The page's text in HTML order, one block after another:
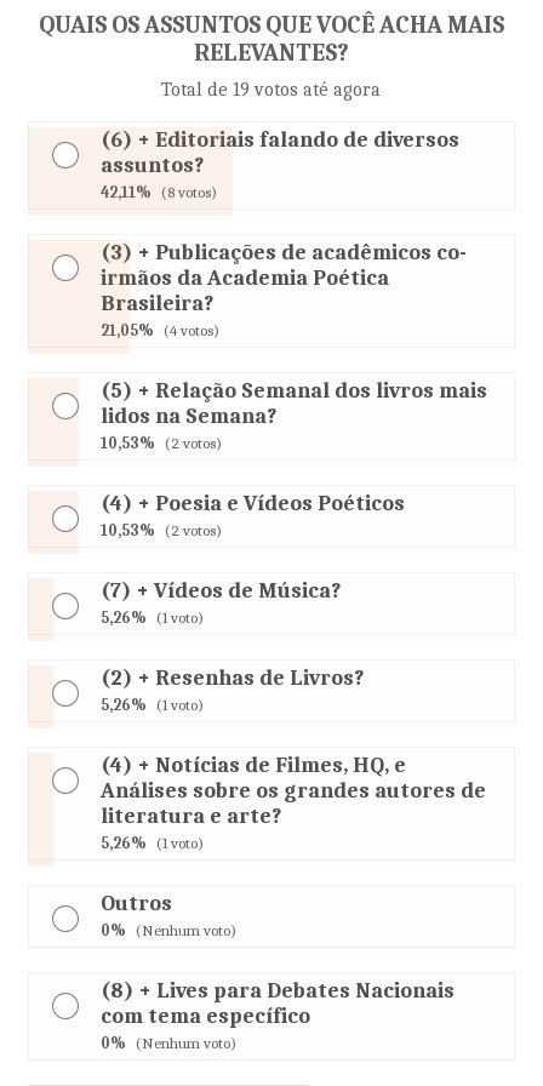
QUAIS OS ASSUNTOS QUE VOCÊ ACHA MAIS
RELEVANTES?
Total de 19 votos até agora
(6) + Editoriais falando de diversos
assuntos?
42,11% (8 votos)
(3) + Publicações de acadêmicos co-
irmãos da Academia Poética
Brasileira?
21,05% (4 votos)
(5) + Relação Semanal dos livros mais
lidos na Semana?
10,53% (2 votos)
(4) + Poesia e Vídeos Poéticos
10,53% (2 votos)
(7) + Vídeos de Música?
5,26% (1 voto)
(2) + Resenhas de Livros?
5,26% (1 voto)
(4) + Notícias de Filmes, HQ, e
Análises sobre os grandes autores de
literatura e arte?
5,26% (1 voto)
Outros
0% (Nenhum voto)
(8) + Lives para Debates Nacionais
com tema específico
0% (Nenhum voto)